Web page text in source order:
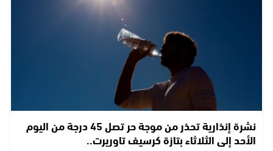
نشرة إنذارية تحذر من موجة حر تصل 45 درجة من اليوم
الأحد إلى الثلاثاء بتازة كرسيف تاوريرت..